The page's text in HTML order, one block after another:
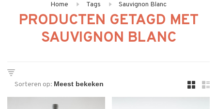
Home Tags Sauvignon Blanc
PRODUCTEN GETAGD MET
SAUVIGNON BLANC
Sorteren op: